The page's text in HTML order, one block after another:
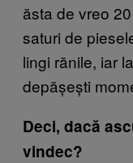
ăsta de vreo
saturi de
lingi rănile, iar
depășești
Deci, dacă
vindec?